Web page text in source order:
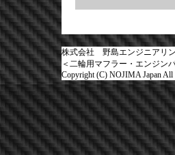
株式会社 野島エンジニアリ
＜二輪用マフラー・エンジン
Copyright (C) NOJIMA Japan All